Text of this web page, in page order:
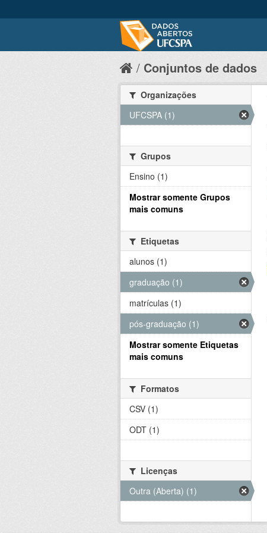
Conjuntos de dados
Organizações
UFCSPA (1)
Grupos
Ensino (1)
Mostrar somente Grupos
mais comuns
Etiquetas
alunos (1)
graduação (1)
matrículas (1)
pós-graduação (1)
Mostrar somente Etiquetas
mais comuns
Formatos
CSV (1)
ODT (1)
Licenças
Outra (Aberta) (1)